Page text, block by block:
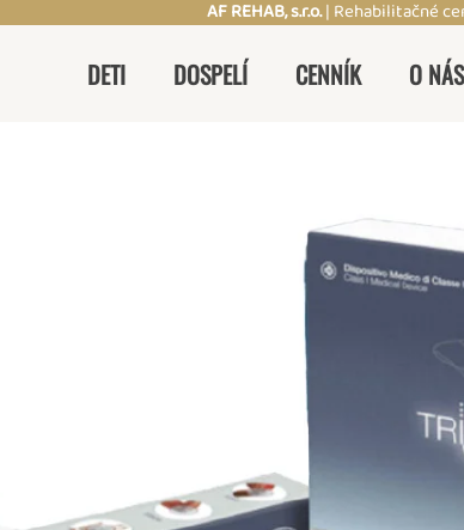
AF REHAB, s.r.o.| Rehabilitačné
DETI DOSPELÍ CENNÍK O NÁS